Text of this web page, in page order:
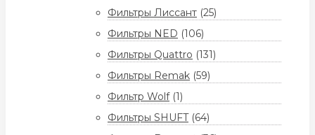
Фильтры Лиссант (25)
Фильтры NED (106)
Фильтры Quattro (131)
Фильтры Remak (59)
Фильтр Wolf (1)
Фильтры SHUFT (64)